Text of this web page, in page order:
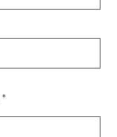
*